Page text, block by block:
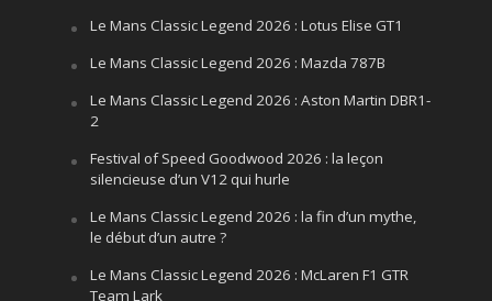
Le Mans Classic Legend 2026 : Lotus Elise GT1
Le Mans Classic Legend 2026 : Mazda 787B
Le Mans Classic Legend 2026 : Aston Martin DBR1-
2
Festival of Speed Goodwood 2026 : la leçon
silencieuse d’un V12 qui hurle
Le Mans Classic Legend 2026 : la fin d’un mythe,
le début d’un autre ?
Le Mans Classic Legend 2026 : McLaren F1 GTR
Team Lark